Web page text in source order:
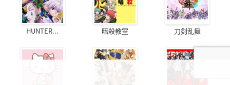
HUNTER... 暗殺教室 刀剣乱舞